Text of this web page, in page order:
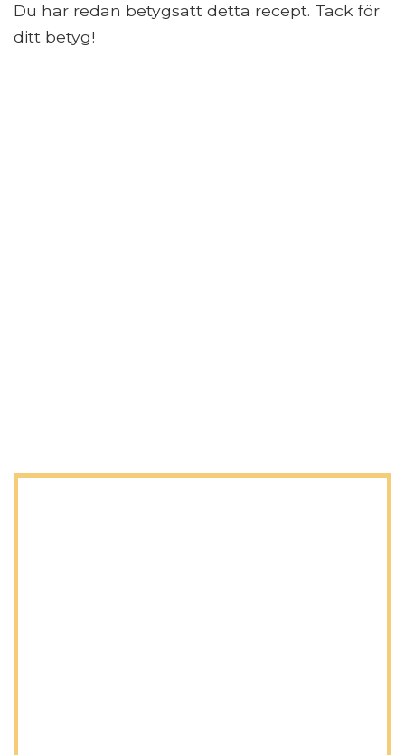
Du har redan betygsatt detta recept. Tack för
ditt betyg!